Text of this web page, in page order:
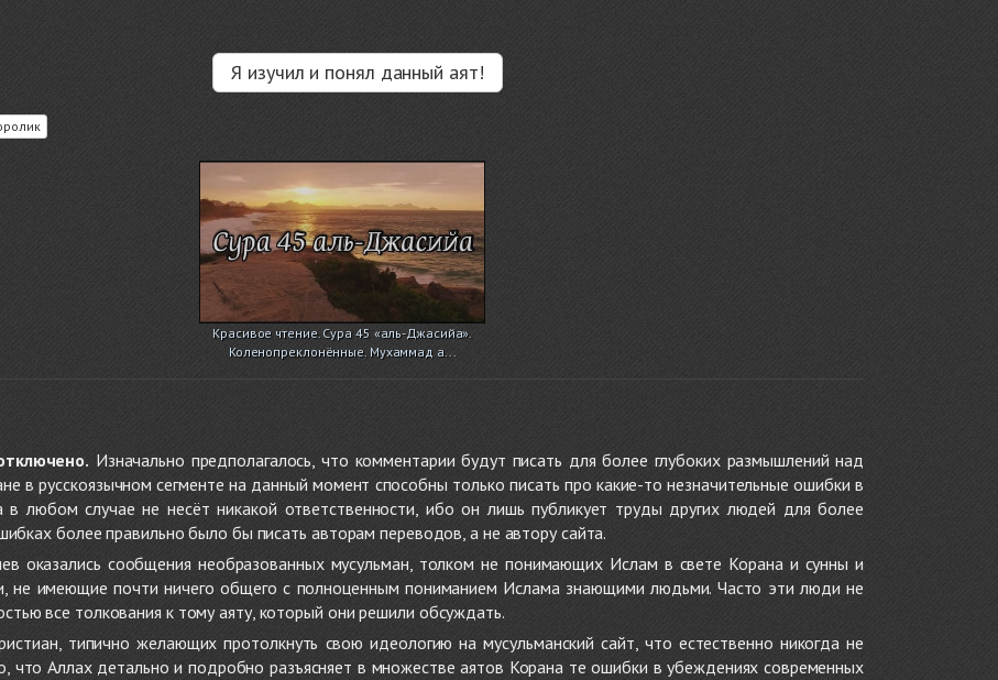
Я изучил и понял данный аят!
Красивое чтение. Сура 45 «аль-Джасийа».
Коленопреклонённые. Мухаммад а...
Изначально предполагалось, что комментарии будут писать для более глубоких размышлений над
в русскоязычном сегменте на данный момент способны только писать про какие-то незначительные ошибки в
в любом случае не несёт никакой ответственности, ибо он лишь публикует труды других людей для более
более правильно было бы писать авторам переводов, а не автору сайта.
оказались сообщения необразованных мусульман, толком не понимающих Ислам в свете Корана и сунны и
не имеющие почти ничего общего с полноценным пониманием Ислама знающими людьми. Часто эти люди не
все толкования к тому аяту, который они решили обсуждать.
типично желающих протолкнуть свою идеологию на мусульманский сайт, что естественно никогда не
что Аллах детально и подробно разъясняет в множестве аятов Корана те ошибки в убеждениях современных